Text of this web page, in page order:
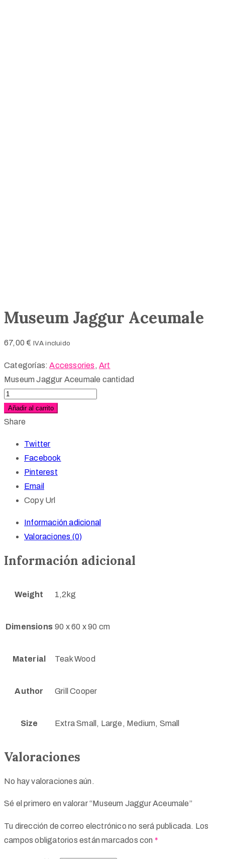
Museum Jaggur Aceumale
67,00 € IVA incluido
Categorías:Accessories ,Art
Museum Jaggur Aceumale cantidad
Añadir al carrito
Share
Twitter
Facebook
Pinterest
Email
Copy Url
Información adicional
Valoraciones (0)
Información adicional
Weight 1,2kg
Dimensions 90 x 60 x 90 cm
Material Teak Wood
Author Grill Cooper
Size Extra Small, Large, Medium, Small
Valoraciones
No hay valoraciones aún.
Sé el primero en valorar “Museum Jaggur Aceumale”
Tu dirección de correo electrónico no será publicada. Los
campos obligatorios están marcados con *